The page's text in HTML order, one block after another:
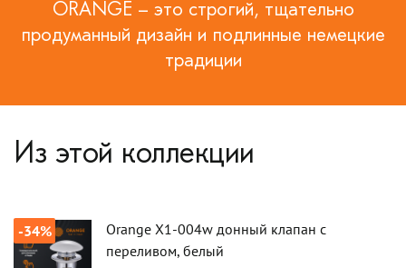
ORANGE – это строгий, тщательно
продуманный дизайн и подлинные немецкие
традиции
Из этой коллекции
-34%
Orange X1-004w донный клапан с
переливом, белый